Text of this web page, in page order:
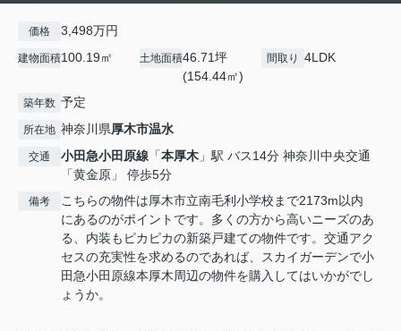
価格 3,498万円
建物面積100.19㎡ 土地面積46.71坪
(154.44㎡)
間取り 4LDK
築年数 予定
所在地 神奈川県厚木市温水
交通 小田急小田原線 「本厚木 」駅 バス14分 神奈川中央交通
「黄金原」 停歩5分
備考
こちらの物件は厚木市立南毛利小学校まで2173m以内
にあるのがポイントです。多くの方から高いニーズのあ
る、内装もピカピカの新築戸建ての物件です。交通アク
セスの充実性を求めるのであれば、スカイガーデンで小
田急小田原線本厚木周辺の物件を購入してはいかがでし
ょうか。